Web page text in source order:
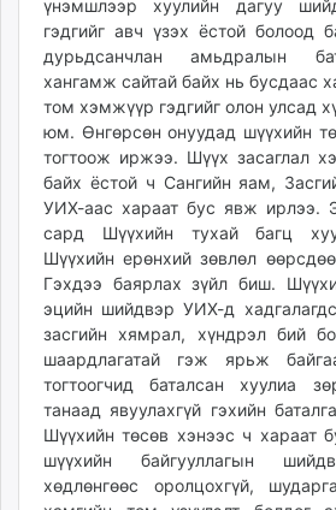
үнэмшлээр хуулийн дагуу
гэдгийг авч үзэх ёстой болоод
дурьдсанчлан амьдралын
хангамж сайтай байх нь бусдаас
том хэмжүүр гэдгийг олон улсад
юм. Өнгөрсөн онуудад шүүхийн
тогтоож иржээ. Шүүх засаглал
байх ёстой ч Сангийн яам,
УИХ-аас хараат бус явж ирлээ.
сард Шүүхийн тухай багц
Шүүхийн ерөнхий зөвлөл
Гэхдээ баярлах зүйл биш.
эцийн шийдвэр УИХ-д
засгийн хямрал, хүндрэл бий
шаардлагатай гэж ярьж
тогтоогчид баталсан хуулиа
танаад явуулахгүй гэхийн
Шүүхийн төсөв хэнээс ч хараат
шүүхийн байгууллагын
хөдлөнгөөс оролцохгүй,